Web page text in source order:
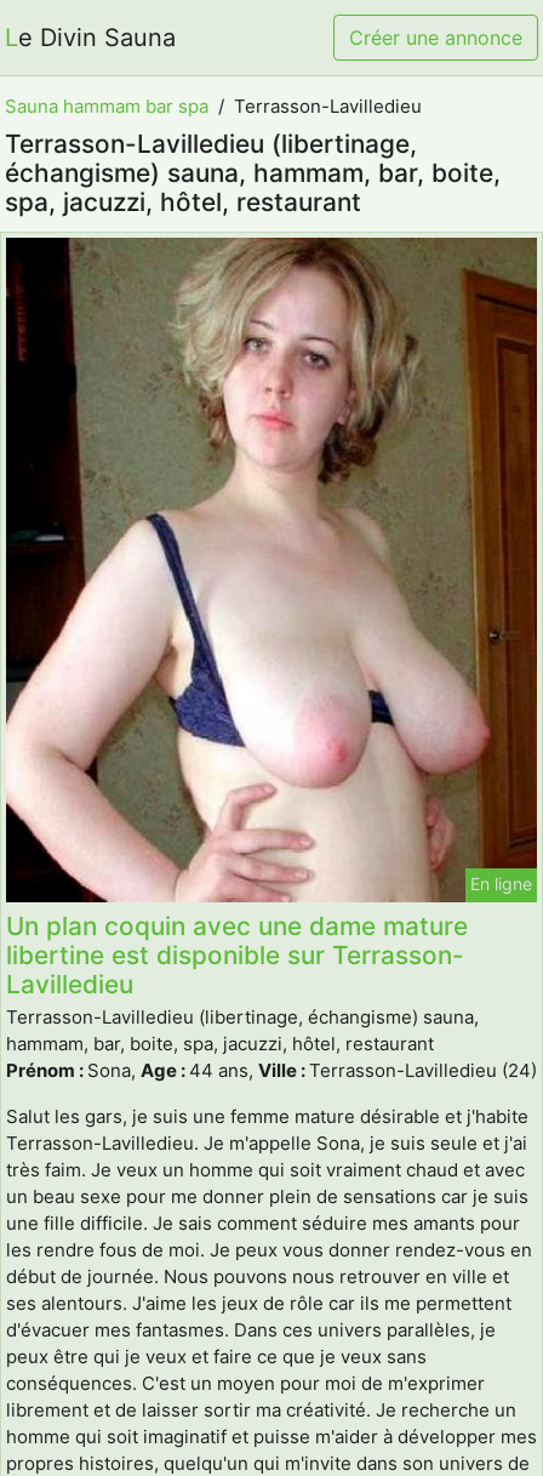
Le Divin Sauna Créer une annonce
Sauna hammam bar spa Terrasson-Lavilledieu
Terrasson-Lavilledieu (libertinage,
échangisme) sauna, hammam, bar, boite,
spa, jacuzzi, hôtel, restaurant
En ligne
Un plan coquin avec une dame mature
libertine est disponible sur Terrasson-
Lavilledieu
Terrasson-Lavilledieu (libertinage, échangisme) sauna,
hammam, bar, boite, spa, jacuzzi, hôtel, restaurant
Prénom : Sona, Age : 44 ans, Ville :Terrasson-Lavilledieu (24)
Salut les gars, je suis une femme mature désirable et j'habite
Terrasson-Lavilledieu. Je m'appelle Sona, je suis seule et j'ai
très faim. Je veux un homme qui soit vraiment chaud et avec
un beau sexe pour me donner plein de sensations car je suis
une fille difficile. Je sais comment séduire mes amants pour
les rendre fous de moi. Je peux vous donner rendez-vous en
début de journée. Nous pouvons nous retrouver en ville et
ses alentours. J'aime les jeux de rôle car ils me permettent
d'évacuer mes fantasmes. Dans ces univers parallèles, je
peux être qui je veux et faire ce que je veux sans
conséquences. C'est un moyen pour moi de m'exprimer
librement et de laisser sortir ma créativité. Je recherche un
homme qui soit imaginatif et puisse m'aider à développer mes
propres histoires, quelqu'un qui m'invite dans son univers de